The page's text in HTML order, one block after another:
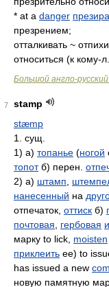
* at a danger
презрением;
отталкивать ~
относиться (к кому-
Большой англо-
7
stamp
stæmp
1. сущ.
1) а) топанье (ногой
топотб) перен.
2) а) штамп
нанесенный на
отпечаток, оттиск б)
почтовая
гербовая
марку to lick, moisten
приклеить ее) to
has issued a new
новую памятную